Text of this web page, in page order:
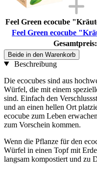
Feel Green ecocube
Feel Green ecocube
Gesamtpreis:
Beide in den Warenkorb
Beschreibung
Die ecocubes sind aus
Würfel, die mit einem
sind. Einfach den
und an einen hellen Ort
ecocube zum Leben
zum Vorschein kommen.
Wenn die Pflanze für den
Würfel in einen Topf mit
langsam kompostiert und zu